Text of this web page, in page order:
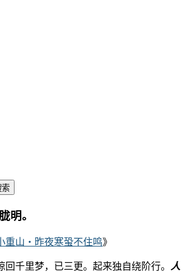
明。
重山・昨夜寒蛩不住鸣》
回千里梦，已三更。起来独自绕阶行。 人